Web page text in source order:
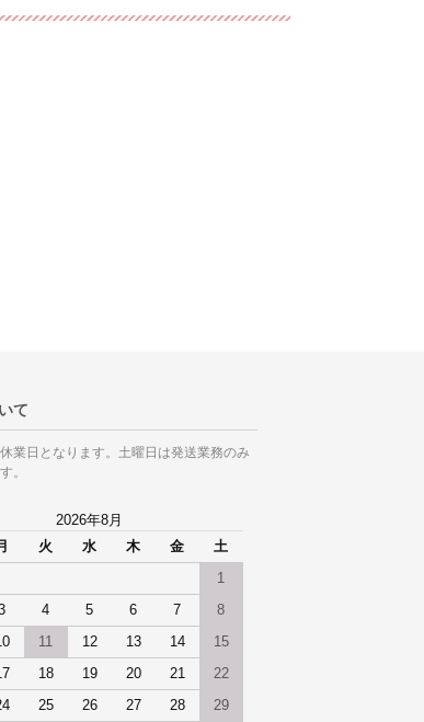
て
業日となります。土曜日は発送業務のみ
。
2026年8月
火 水 木 金 土
1
4 5 6 7 8
11 12 13 14 15
18 19 20 21 22
25 26 27 28 29